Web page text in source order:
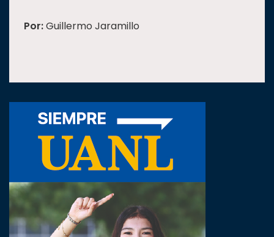
Por:Guillermo Jaramillo